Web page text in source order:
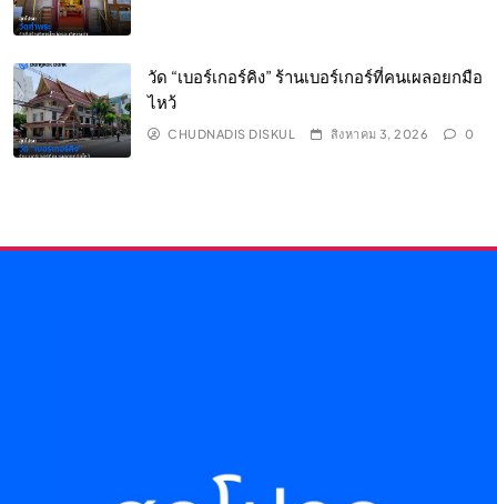
วัด “เบอร์เกอร์คิง” ร้านเบอร์เกอร์ที่คนเผลอยกมือ
ไหว้
CHUDNADIS DISKUL สิงหาคม 3, 2026 0